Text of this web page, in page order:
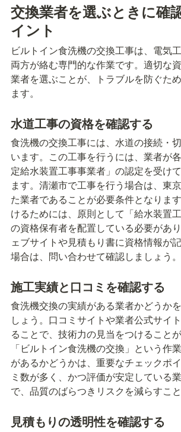
交換業者を選ぶときに確
イント
ビルトイン食洗機の交換工事は、電気
両方が絡む専門的な作業です。適切な
業者を選ぶことが、トラブルを防ぐた
ます。
水道工事の資格を確認する
食洗機の交換工事には、水道の接続・
います。この工事を行うには、業者が
定給水装置工事事業者」の認定を受け
ます。清瀬市で工事を行う場合は、東
た業者であることが必要条件となりま
けるためには、原則として「給水装置
の資格保有者を配置している必要があ
ェブサイトや見積もり書に資格情報が
場合は、問い合わせて確認しましょう。
施工実績と口コミを確認する
食洗機交換の実績がある業者かどうか
しょう。口コミサイトや業者公式サイ
ることで、技術力の見当をつけること
「ビルトイン食洗機の交換」という作
があるかどうかは、重要なチェックポ
ミ数が多く、かつ評価が安定している
で、品質のばらつきリスクを減らすこと
見積もりの透明性を確認する